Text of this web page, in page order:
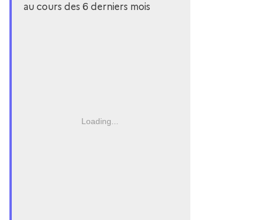
au cours des 6 derniers mois
Loading...